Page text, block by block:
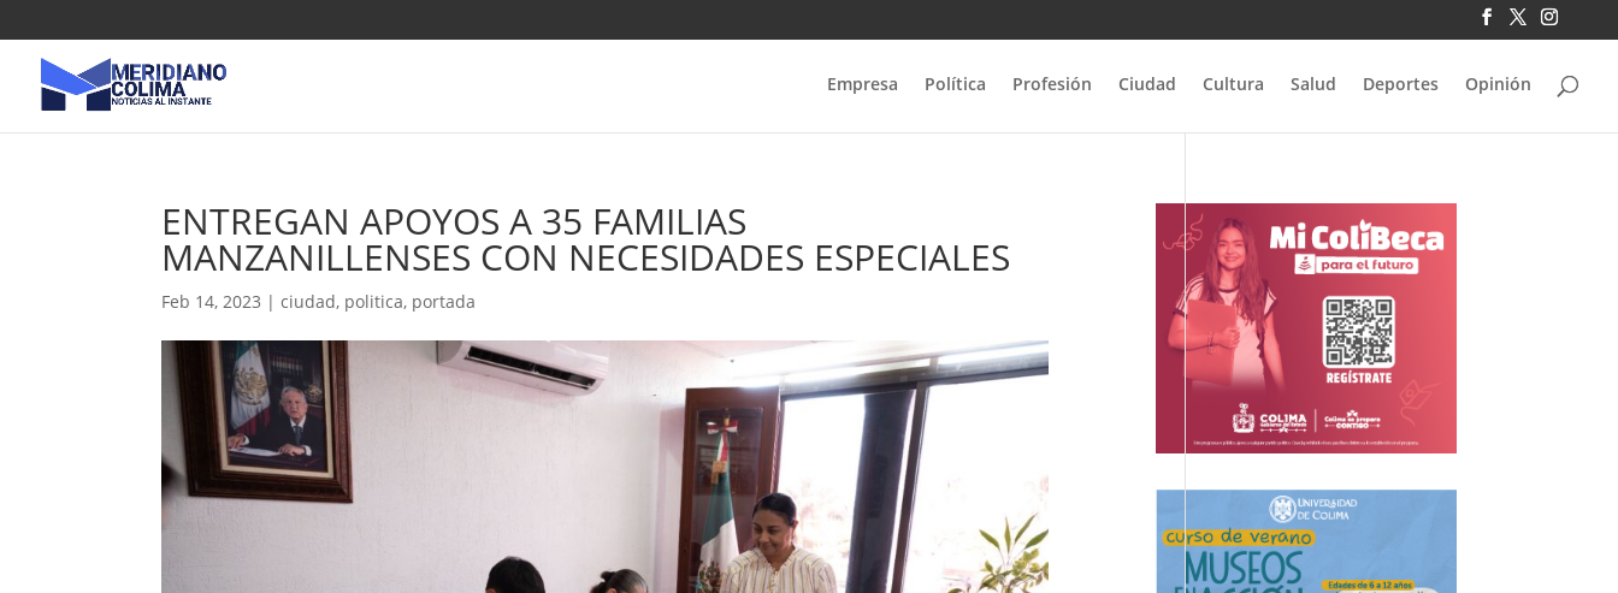
Empresa Política Profesión Ciudad Cultura Salud Deportes Opinión
ENTREGAN APOYOS A 35 FAMILIAS
MANZANILLENSES CON NECESIDADES ESPECIALES
Feb 14, 2023 |ciudad, politica, portada